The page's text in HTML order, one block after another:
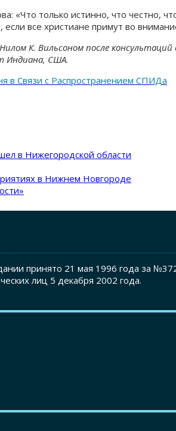
«Что только истинно, что честно,
все христиане примут во
К. Вильсоном после
Индиана, США.
в Связи с Распространением СПИДа
в Нижегородской области
в Нижнем Новгороде
принято 21 мая 1996 года за
лиц 5 декабря 2002 года.